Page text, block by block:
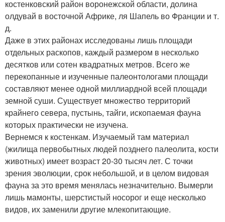
костенковский район воронежской области, долина
олдувай в восточной Африке, ля Шапель во Франции и т.
д.
Даже в этих районах исследованы лишь площади
отдельных раскопов, каждый размером в несколько
десятков или сотен квадратных метров. Всего же
перекопанные и изученные палеонтологами площади
составляют менее одной миллиардной всей площади
земной суши. Существует множество территорий
крайнего севера, пустынь, тайги, ископаемая фауна
которых практически не изучена.
Вернемся к костенкам. Изучаемый там материал
(жилища первобытных людей позднего палеолита, кости
животных) имеет возраст 20-30 тысяч лет. С точки
зрения эволюции, срок небольшой, и в целом видовая
фауна за это время менялась незначительно. Вымерли
лишь мамонты, шерстистый носорог и еще несколько
видов, их заменили другие млекопитающие.